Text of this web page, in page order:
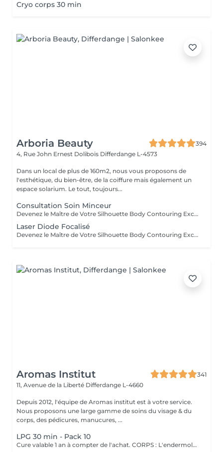
Cryo corps 30 min
Arboria Beauty
394
4, Rue John Ernest Dolibois Differdange L-4573
Dans un local de plus de 160m2, nous vous proposons de
l'esthétique, du bien-être, de la coiffure mais également un
espace solarium. Le tout, toujours...
Consultation Soin Minceur
Devenez le Maître de Votre Silhouette Body Contouring Exclusif Vous aspirez à redéfinir votre silhouette, dire adieu à la peau d'orange, et être prête pour votre summer body ? Ressentez-vous le besoin d'être accompagnée par des professionnelles pour retrouver le corps qui vous fait vous sentir au mieux ? Arboria Beauty est là pour concrétiser vos objectifs! Le Body Contouring by CONTOUR PARIS® offre une solution complète, personnalisée et unique grâce à la combinaison de trois technologies de pointe : La Cryolipolyse Augmentée, pour affiner votre silhouette sur mesure. Le Laser Diode Focalisé, pour atténuer la cellulite. Le Palber-Rouler Mécanique, pour raffermir la beau. Laissez-nous vous guider vers une transformation qui révélera votre meilleure version ! Arboria Beauty détient l'exclusivité au Luxembourg pour vous offrir en avant-première le Body Contouring by CONTOUR PARIS®, une expérience minceur unique en son genre dans le domaine de médecine esthétique.
Laser Diode Focalisé
Devenez le Maître de Votre Silhouette Body Contouring Exclusif Vous aspirez à redéfinir votre silhouette, dire adieu à la peau d'orange, et être prête pour votre summer body ? Ressentez-vous le besoin d'être accompagnée par des professionnelles pour retrouver le corps qui vous fait vous sentir au mieux ? Arboria Beauty est là pour concrétiser vos objectifs! Le Body Contouring by CONTOUR PARIS® offre une solution complète, personnalisée et unique grâce à la combinaison de trois technologies de pointe : La Cryolipolyse Augmentée, pour affiner votre silhouette sur mesure. Le Laser Diode Focalisé, pour atténuer la cellulite. Le Palber-Rouler Mécanique, pour raffermir la beau. Laissez-nous vous guider vers une transformation qui révélera votre meilleure version ! Arboria Beauty détient l'exclusivité au Luxembourg pour vous offrir en avant-première le Body Contouring by CONTOUR PARIS®, une expérience minceur unique en son genre dans le domaine de médecine esthétique.
Aromas Institut
341
11, Avenue de la Liberté Differdange L-4660
Depuis 2012, l'équipe de Aromas institut est à votre service.
Nous proposons une large gamme de soins du visage & du
corps, des pédicures, manucures, ...
LPG 30 min - Pack 10
Cure valable 1 an à compter de l'achat. CORPS : L'endermologie DESTOCKER les graisses localisées et résistantes. LISSER la cellulite PREVENIR les troubles de la circulation RAFFERMIR la peau distendue DRAINER VISAGE : L'endermolift STIMULER la synthèse naturelle d'acide hyaluronique. REDENSIFIER la peau ESTOMPER les signes de l'âge Nous vous prions de bien vouloir respecter votre rendez-vous. En prenant rendez-vous, vous occupez une place, dont une autre personne aurait éventuellement besoin. Tout rendez-vous non annulé 24h en avance, est susceptible d'être facturé. (Si vous ne pouvez pas vous présenter à votre RDV, proposez-le éventuellement à un proche ou à un ami) Toute l'équipe de Aromas Institut vous remercie pour votre respect et votre compréhension.